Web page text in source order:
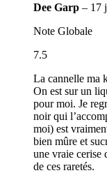
Dee Garp – 17
Note Globale
7.5
La cannelle ma
On est sur un
pour moi. Je
noir qui
moi) est
bien mûre et
une vraie cerise
de ces raretés.